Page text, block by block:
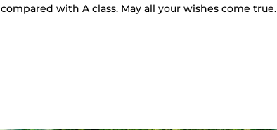
compared with A class. May all your wishes come true.